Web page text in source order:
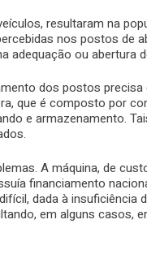
resultaram na
nos postos de
adequação ou abertura
dos postos precisa
que é composto por
e armazenamento.
A máquina, de
financiamento
dada à insuficiência
em alguns casos,